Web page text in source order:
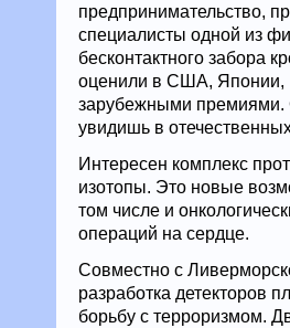
предпринимательство,
специалисты одной из
бесконтактного забора
оценили в США, Японии,
зарубежными премиями.
увидишь в
Интересен комплекс
изотопы. Это новые
том числе и
операций на сердце.
Совместно с
разработка детекторов
борьбу с терроризмом.